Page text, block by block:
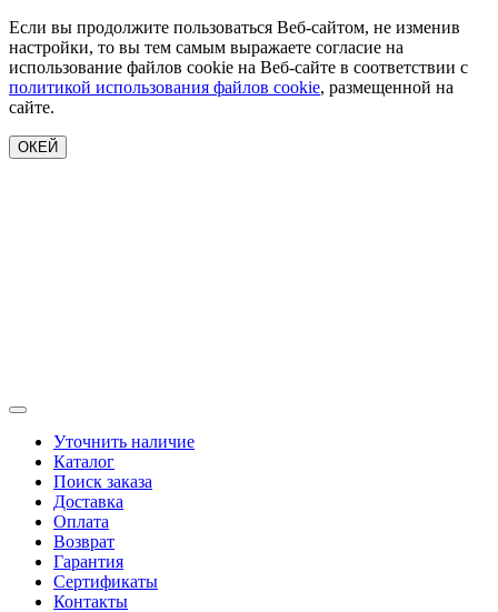
Если вы продолжите пользоваться Веб-сайтом, не изменив
настройки, то вы тем самым выражаете согласие на
использование файлов cookie на Веб-сайте в соответствии с
политикой использования файлов cookie, размещенной на
сайте.
ОКЕЙ
Уточнить наличие
Каталог
Поиск заказа
Доставка
Оплата
Возврат
Гарантия
Сертификаты
Контакты